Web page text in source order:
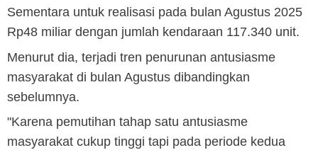
Sementara untuk realisasi pada bulan Agustus 2025
Rp48 miliar dengan jumlah kendaraan 117.340 unit.
Menurut dia, terjadi tren penurunan antusiasme
masyarakat di bulan Agustus dibandingkan
sebelumnya.
"Karena pemutihan tahap satu antusiasme
masyarakat cukup tinggi tapi pada periode kedua